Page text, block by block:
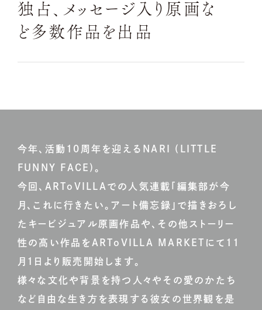
独占、メッセージ入り原画な
ど多数作品を出品
今年、活動10周年を迎えるNARI (LITTLE
FUNNY FACE)。
今回、ARToVILLAでの人気連載「編集部が今
月、これに行きたい。アート備忘録」で描きおろし
たキービジュアル原画作品や、その他ストーリー
性の高い作品をARToVILLA MARKETにて11
月1日より販売開始します。
様々な文化や背景を持つ人々やその愛のかたち
など自由な生き方を表現する彼女の世界観を是